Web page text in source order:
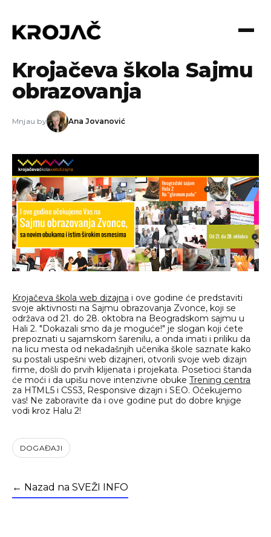
Krojačeva škola Sajmu
obrazovanja
Mnjau by Ana Jovanović
Krojačeva škola web dizajna i ove godine će predstaviti
svoje aktivnosti na Sajmu obrazovanja Zvonce, koji se
održava od 21. do 28. oktobra na Beogradskom sajmu u
Hali 2. "Dokazali smo da je moguće!" je slogan koji ćete
prepoznati u sajamskom šarenilu, a onda imati i priliku da
na licu mesta od nekadašnjih učenika škole saznate kako
su postali uspešni web dizajneri, otvorili svoje web dizajn
firme, došli do prvih klijenata i projekata. Posetioci štanda
će moći i da upišu nove intenzivne obuke Trening centra
za HTML5 i CSS3, Responsive dizajn i SEO. Očekujemo
vas! Ne zaboravite da i ove godine put do dobre knjige
vodi kroz Halu 2!
DOGAĐAJI
← Nazad na SVEŽI INFO